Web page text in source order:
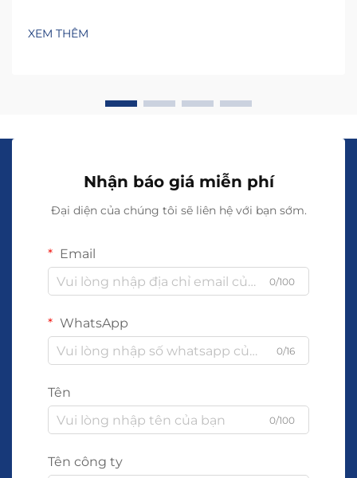
hưởng đến khả năng đáp ứng nhu cầu khách hàng
của bạn đồng thời duy trì các tiêu chuẩn chất lượng.
XEM THÊM
Nhận báo giá miễn phí
Đại diện của chúng tôi sẽ liên hệ với bạn sớm.
Email
0/100
WhatsApp
0/16
Tên
0/100
Tên công ty